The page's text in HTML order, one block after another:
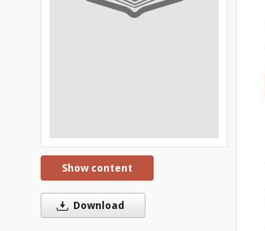
Show content
Download